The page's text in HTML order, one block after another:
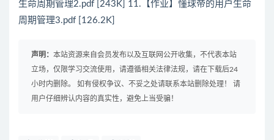
生命周期管理2.pdf [243K] 11.【作业】懂球帝的用户生命
周期管理3.pdf [126.2K]
声明： 本站资源来自会员发布以及互联网公开收集，不代表本站
立场，仅限学习交流使用，请遵循相关法律法规，请在下载后24
小时内删除。 如有侵权争议、不妥之处请联系本站删除处理！ 请
用户仔细辨认内容的真实性，避免上当受骗！